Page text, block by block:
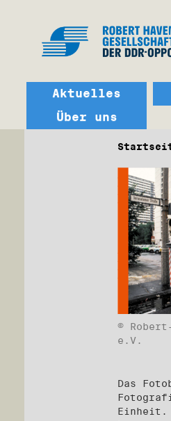
Aktuelles
Über uns
©
e.V.
Das
Einheit.